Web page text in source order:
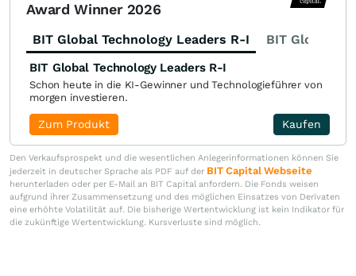
Award Winner 2026
BIT Global Technology Leaders R-I BIT Global
BIT Global Technology Leaders R-I
Schon heute in die KI-Gewinner und Technologieführer von
morgen investieren.
Kaufen
Zum Produkt
Den Verkaufsprospekt und die wesentlichen Anlegerinformationen können Sie
jederzeit in deutscher Sprache als PDF auf der BIT Capital Webseite
herunterladen oder per E-Mail an BIT Capital anfordern. Die Fonds weisen
aufgrund ihrer Zusammensetzung und des möglichen Einsatzes von Derivaten
eine erhöhte Volatilität auf. Die bisherige Wertentwicklung ist kein Indikator für
die zukünftige Wertentwicklung. Kursverluste sind möglich.